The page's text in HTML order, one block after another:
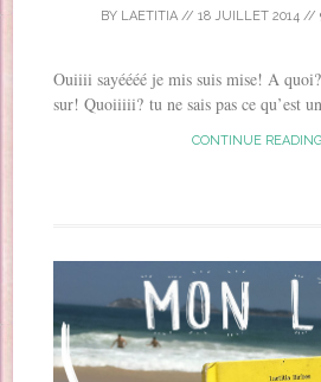
BY LAETITIA // 18 JUILLET 2014 //
Ouiiii sayéééé je mis suis mise! A
sur! Quoiiiii? tu ne sais pas ce qu’est
CONTINUE